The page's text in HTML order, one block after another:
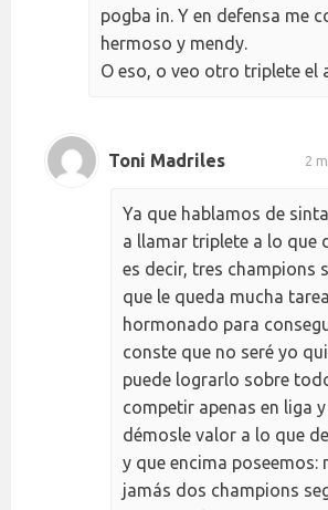
pogba in. Y en defensa me
hermoso y mendy.
O eso, o veo otro triplete el
Toni Madriles 2
Ya que hablamos de
a llamar triplete a lo que
es decir, tres champions
que le queda mucha
hormonado para
conste que no seré yo
puede lograrlo sobre
competir apenas en liga y
démosle valor a lo que
y que encima poseemos:
jamás dos champions